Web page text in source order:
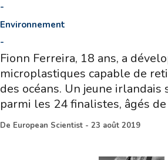
-
Environnement
-
Fionn Ferreira, 18 ans, a
micro­plastiques capable de
des océans. Un jeune irlandais
parmi les 24 finalistes, âgés
De European Scientist - 23 août 2019